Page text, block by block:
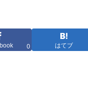
0 はてブ